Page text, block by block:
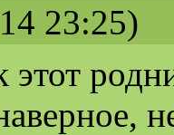
23:25)
этот